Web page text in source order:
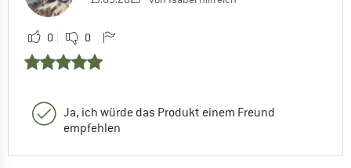
0 0
Ja, ich würde das Produkt einem Freund
empfehlen